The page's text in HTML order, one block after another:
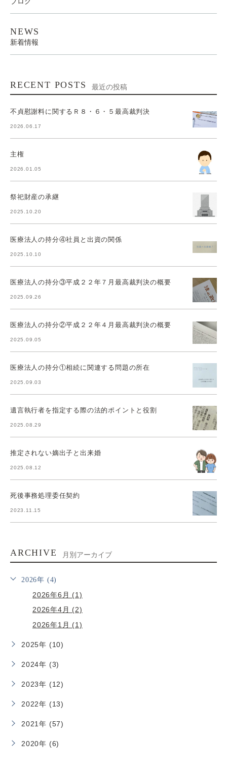
NEWS
新着情報
RECENT POSTS 最近の投稿
不貞慰謝料に関するＲ８・６・５最高裁判決
2026.06.17
主権
2026.01.05
祭祀財産の承継
2025.10.20
医療法人の持分④社員と出資の関係
2025.10.10
医療法人の持分③平成２２年７月最高裁判決の概要
2025.09.26
医療法人の持分②平成２２年４月最高裁判決の概要
2025.09.05
医療法人の持分①相続に関連する問題の所在
2025.09.03
遺言執行者を指定する際の法的ポイントと役割
2025.08.29
推定されない嫡出子と出来婚
2025.08.12
死後事務処理委任契約
2023.11.15
ARCHIVE 月別アーカイブ
2026年 (4)
2026年6月 (1)
2026年4月 (2)
2026年1月 (1)
2025年 (10)
2024年 (3)
2023年 (12)
2022年 (13)
2021年 (57)
2020年 (6)